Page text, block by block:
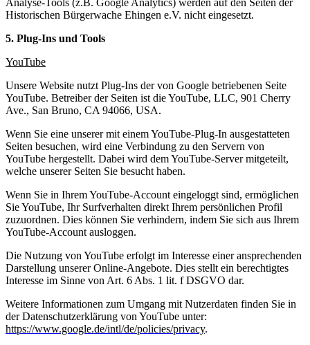
Historischen Bürgerwache Ehingen e.V. nicht eingesetzt.
5. Plug-Ins und Tools
YouTube
Unsere Website nutzt Plug-Ins der von Google betriebenen Seite
YouTube. Betreiber der Seiten ist die YouTube, LLC, 901 Cherry
Ave., San Bruno, CA 94066, USA.
Wenn Sie eine unserer mit einem YouTube-Plug-In ausgestatteten
Seiten besuchen, wird eine Verbindung zu den Servern von
YouTube hergestellt. Dabei wird dem YouTube-Server mitgeteilt,
welche unserer Seiten Sie besucht haben.
Wenn Sie in Ihrem YouTube-Account eingeloggt sind, ermöglichen
Sie YouTube, Ihr Surfverhalten direkt Ihrem persönlichen Profil
zuzuordnen. Dies können Sie verhindern, indem Sie sich aus Ihrem
YouTube-Account ausloggen.
Die Nutzung von YouTube erfolgt im Interesse einer ansprechenden
Darstellung unserer Online-Angebote. Dies stellt ein berechtigtes
Interesse im Sinne von Art. 6 Abs. 1 lit. f DSGVO dar.
Weitere Informationen zum Umgang mit Nutzerdaten finden Sie in
der Datenschutzerklärung von YouTube unter:
https://www.google.de/intl/de/policies/privacy.